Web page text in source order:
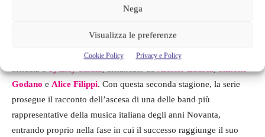
Nega
Visualizza le preferenze
Cookie Policy Privacy e Policy
Roberto Zibetti, mentre tra le nuove
Gaia Zampighi eRosa Barbolini
affidata aSydney Sibilia, affiancato daAlessio Lauria,Simone
Godano e Alice Filippi. Con questa seconda stagione, la serie
prosegue il racconto dell’ascesa di una delle band più
rappresentative della musica italiana degli anni Novanta,
entrando proprio nella fase in cui il successo raggiunge il suo